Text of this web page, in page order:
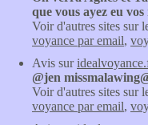
que vous ayez eu
Voir d'autres sites sur
voyance par email,
Avis sur
@jen
Voir d'autres sites sur
voyance par email,